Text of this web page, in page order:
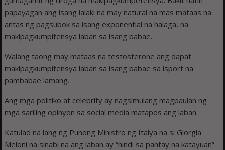
papayagan ang isang lalaki na may natural na mas mataas na
antas ng pagsubok sa isang exponential na halaga, na
makipagkumpitensya laban sa isang babae.
Walang taong may mataas na testosterone ang dapat
makipagkumpitensya laban sa isang babae sa isport na
pambabae lamang.
Ang mga politiko at celebrity ay nagsimulang magpaulan ng
mga sariling opinyon sa social media matapos ang laban.
Katulad na lang ng Punong Ministro ng Italya na si Giorgia
Meloni na sinabi na ang laban ay “hindi sa pantay na katayuan”.